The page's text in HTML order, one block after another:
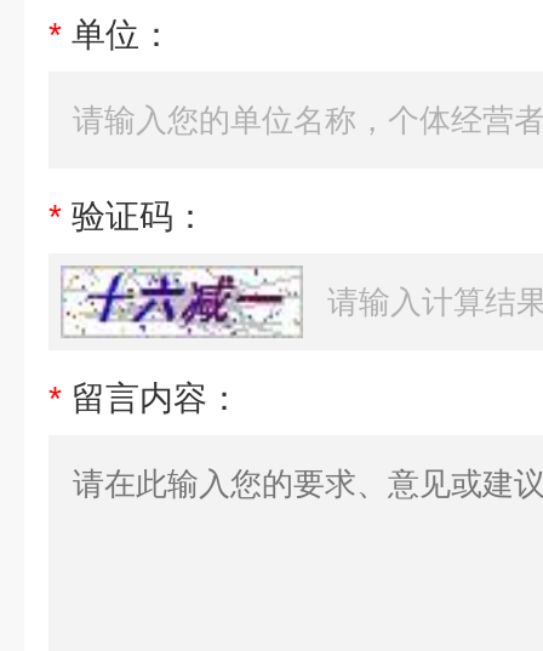
* 单位：
* 验证码：
* 留言内容：